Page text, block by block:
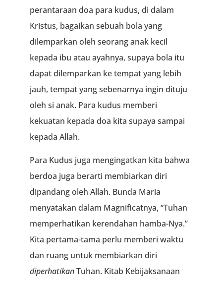
perantaraan doa para kudus, di dalam
Kristus, bagaikan sebuah bola yang
dilemparkan oleh seorang anak kecil
kepada ibu atau ayahnya, supaya bola itu
dapat dilemparkan ke tempat yang lebih
jauh, tempat yang sebenarnya ingin dituju
oleh si anak. Para kudus memberi
kekuatan kepada doa kita supaya sampai
kepada Allah.
Para Kudus juga mengingatkan kita bahwa
berdoa juga berarti membiarkan diri
dipandang oleh Allah. Bunda Maria
menyatakan dalam Magnificatnya, “Tuhan
memperhatikan kerendahan hamba-Nya.”
Kita pertama-tama perlu memberi waktu
dan ruang untuk membiarkan diri
diperhatikanTuhan. Kitab Kebijaksanaan